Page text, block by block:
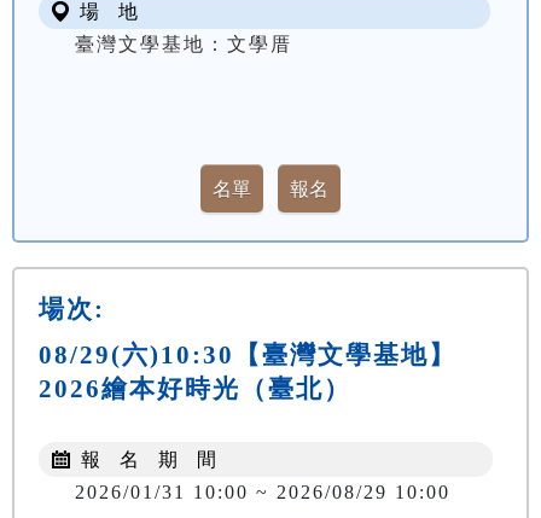
場 地
臺灣文學基地：文學厝
場次:
08/29(六)10:30【臺灣文學基地】
2026繪本好時光（臺北）
報 名 期 間
2026/01/31 10:00 ~ 2026/08/29 10:00